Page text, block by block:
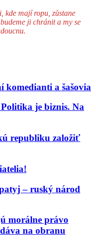
kde mají ropu, zůstane
ji chránit a my se
komedianti a šašovia
je biznis. Na
republiku založiť
– ruský národ
morálne právo
na obranu